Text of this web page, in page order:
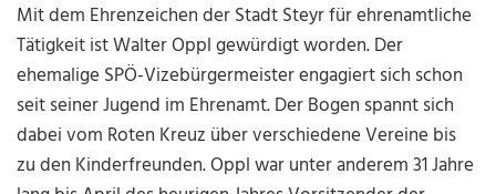
Mit dem Ehrenzeichen der Stadt Steyr für ehrenamtliche
Tätigkeit ist Walter Oppl gewürdigt worden. Der
ehemalige SPÖ-Vizebürgermeister engagiert sich schon
seit seiner Jugend im Ehrenamt. Der Bogen spannt sich
dabei vom Roten Kreuz über verschiedene Vereine bis
zu den Kinderfreunden. Oppl war unter anderem 31 Jahre